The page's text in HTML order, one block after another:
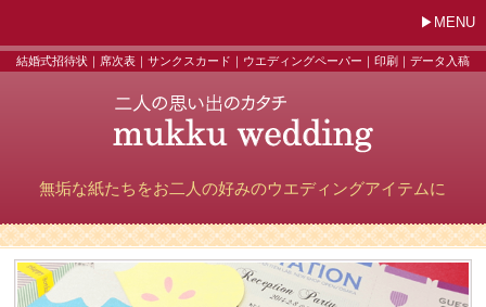
MENU
結婚式招待状｜席次表｜サンクスカード｜ウエディングペーパー｜印刷｜データ入稿
無垢な紙たちをお二人の好みのウエディングアイテムに